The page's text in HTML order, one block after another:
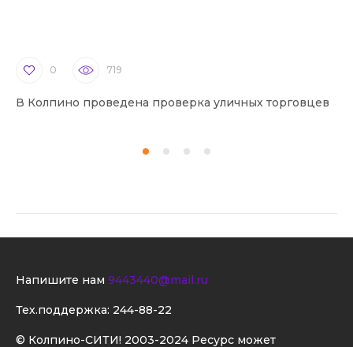
0 719
В Колпино проведена проверка уличных торговцев
© Колпино-СИТИ! 2003-2024 Ресурс может
Напишите нам 9443440@mail.ru
Тех.поддержка: 244-88-22